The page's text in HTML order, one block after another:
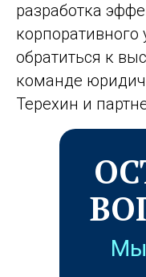
разработка
обратиться к
команде
Терехин и
Мы